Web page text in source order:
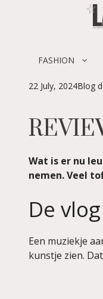
FASHION
22 July, 2024Blog
Wat is er nu
nemen. Veel
De
Een muziekje
kunstje zien.